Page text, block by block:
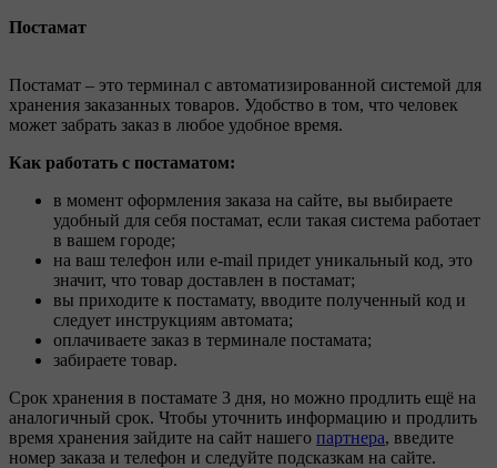
Постамат
Постамат – это терминал с автоматизированной системой для
хранения заказанных товаров. Удобство в том, что человек
может забрать заказ в любое удобное время.
Как работать с постаматом:
в момент оформления заказа на сайте, вы выбираете
удобный для себя постамат, если такая система работает
в вашем городе;
на ваш телефон или e-mail придет уникальный код, это
значит, что товар доставлен в постамат;
вы приходите к постамату, вводите полученный код и
следует инструкциям автомата;
оплачиваете заказ в терминале постамата;
забираете товар.
Срок хранения в постамате 3 дня, но можно продлить ещё на
аналогичный срок. Чтобы уточнить информацию и продлить
время хранения зайдите на сайт нашего партнера, введите
номер заказа и телефон и следуйте подсказкам на сайте.